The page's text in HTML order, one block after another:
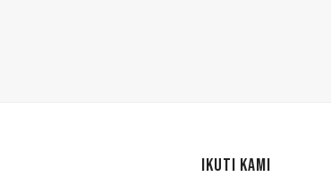
IKUTI KAMI